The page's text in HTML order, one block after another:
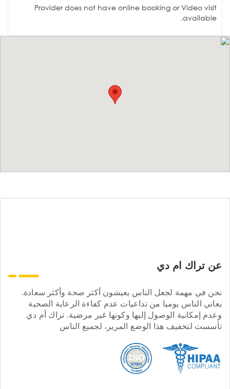
Provider does not have online booking or Video visit
available.
عن تراك ام دي
نحن في مهمة لجعل الناس يعيشون أكثر صحة وأكثر سعادة.
يعاني الناس يوميا من تداعيات عدم كفاءة الرعاية الصحية
وعدم إمكانية الوصول إليها وكونها غير مرضية. تراك أم دي
تأسست لتخفيف هذا الوضع المرير، لجميع الناس